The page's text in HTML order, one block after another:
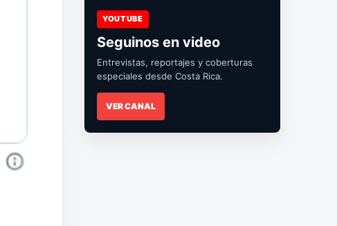
YOUTUBE
Seguinos en video
Entrevistas, reportajes y coberturas
especiales desde Costa Rica.
VER CANAL